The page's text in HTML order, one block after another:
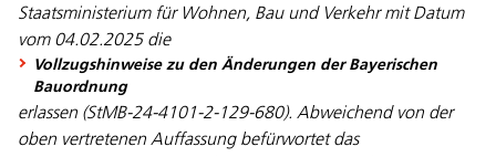
Staatsministerium für Wohnen, Bau und Verkehr mit Datum
vom 04.02.2025 die
Vollzugshinweise zu den Änderungen der Bayerischen
Bauordnung
erlassen (StMB-24-4101-2-129-680). Abweichend von der
oben vertretenen Auffassung befürwortet das